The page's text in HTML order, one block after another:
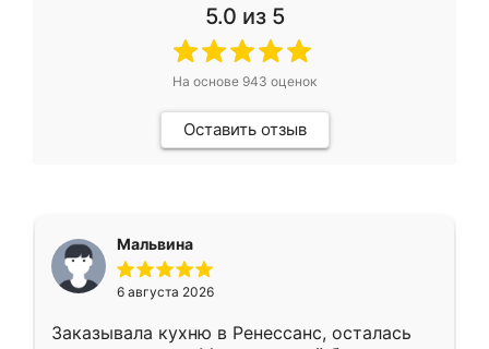
5.0 из 5
На основе 943 оценок
Оставить отзыв
Мальвина
6 августа 2026
Заказывала кухню в Ренессанс, осталась